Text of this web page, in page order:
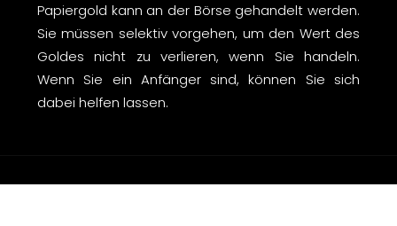
Papiergold kann an der Börse gehandelt werden.
Sie müssen selektiv vorgehen, um den Wert des
Goldes nicht zu verlieren, wenn Sie handeln.
Wenn Sie ein Anfänger sind, können Sie sich
dabei helfen lassen.
Der unverzichtbare Leitfaden für Investitionen